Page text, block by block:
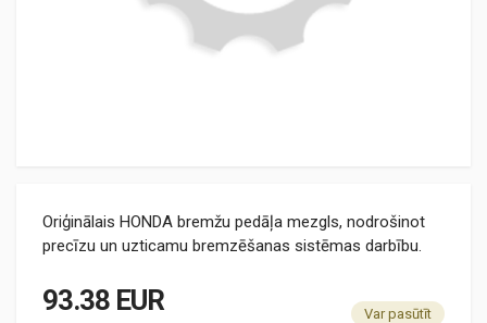
Oriģinālais HONDA bremžu pedāļa mezgls, nodrošinot
precīzu un uzticamu bremzēšanas sistēmas darbību.
93.38 EUR Var pasūtīt